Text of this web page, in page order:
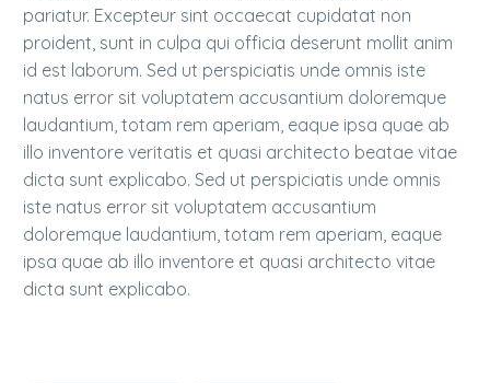
pariatur. Excepteur sint occaecat cupidatat non
proident, sunt in culpa qui officia deserunt mollit anim
id est laborum. Sed ut perspiciatis unde omnis iste
natus error sit voluptatem accusantium doloremque
laudantium, totam rem aperiam, eaque ipsa quae ab
illo inventore veritatis et quasi architecto beatae vitae
dicta sunt explicabo. Sed ut perspiciatis unde omnis
iste natus error sit voluptatem accusantium
doloremque laudantium, totam rem aperiam, eaque
ipsa quae ab illo inventore et quasi architecto vitae
dicta sunt explicabo.